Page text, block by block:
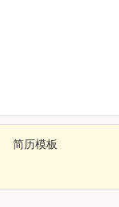
简历模板